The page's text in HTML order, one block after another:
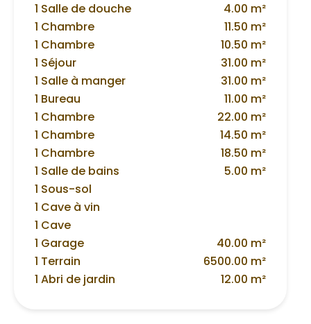
1 Salle de douche
4.00 m²
1 Chambre
11.50 m²
1 Chambre
10.50 m²
1 Séjour
31.00 m²
1 Salle à manger
31.00 m²
1 Bureau
11.00 m²
1 Chambre
22.00 m²
1 Chambre
14.50 m²
1 Chambre
18.50 m²
1 Salle de bains
5.00 m²
1 Sous-sol
1 Cave à vin
1 Cave
1 Garage
40.00 m²
1 Terrain
6500.00 m²
1 Abri de jardin
12.00 m²